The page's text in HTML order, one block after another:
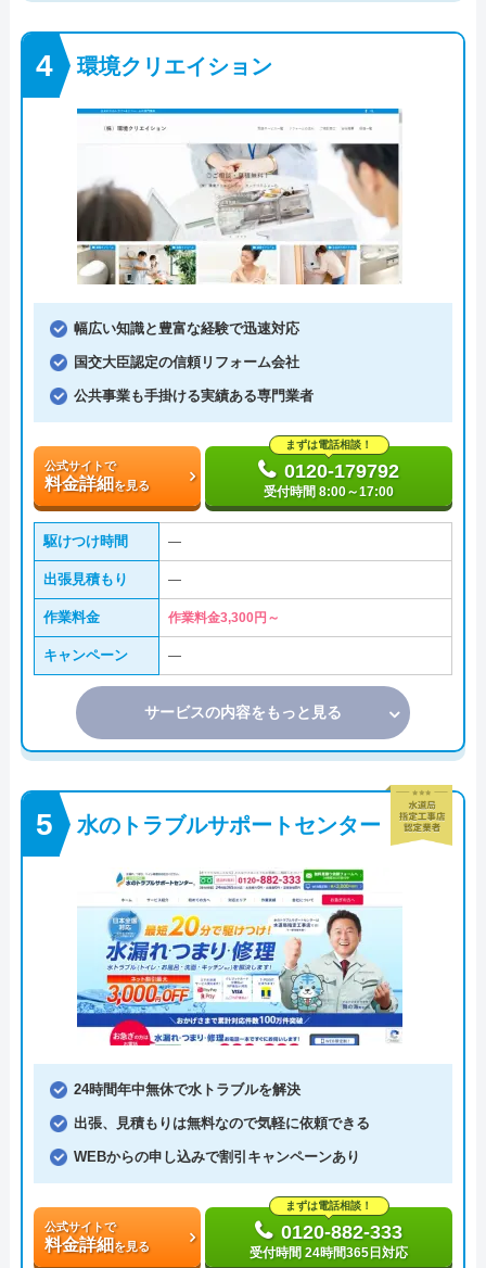
環境クリエイション
幅広い知識と豊富な経験で迅速対応
国交大臣認定の信頼リフォーム会社
公共事業も手掛ける実績ある専門業者
公式サイトで
料金詳細を見る
まずは電話相談！
0120-179792
受付時間 8:00～17:00
駆けつけ時間 ―
出張見積もり ―
作業料金 作業料金3,300円～
キャンペーン ―
サービスの内容をもっと見る
水のトラブルサポートセンター
24時間年中無休で水トラブルを解決
出張、見積もりは無料なので気軽に依頼できる
WEBからの申し込みで割引キャンペーンあり
公式サイトで
料金詳細を見る
まずは電話相談！
0120-882-333
受付時間 24時間365日対応